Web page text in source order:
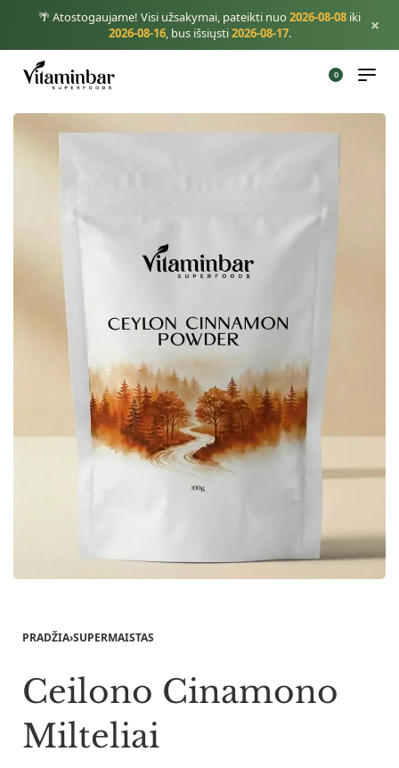
🌴 Atostogaujame! Visi užsakymai, pateikti nuo 2026-08-08 iki
2026-08-16, bus išsiųsti2026-08-17. ×
0
PRADŽIA›SUPERMAISTAS
Ceilono Cinamono
Milteliai